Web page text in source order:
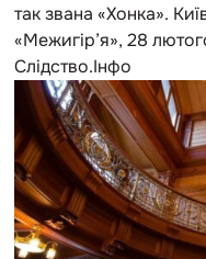
так звана «Хонка».
«Межигір’я», 28
Слідство.Інфо